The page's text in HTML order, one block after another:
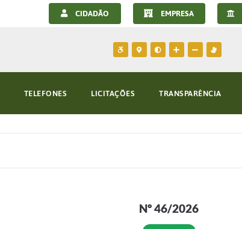
CIDADÃO EMPRESA
TELEFONES LICITAÇÕES TRANSPARÊNCIA
Nº 46/2026